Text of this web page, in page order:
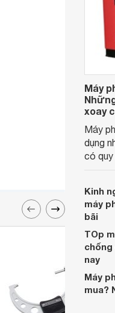
Máy
xoay
Máy
dụng
có quy
Kinh
máy
bãi
TOp
nay
Máy
mua?